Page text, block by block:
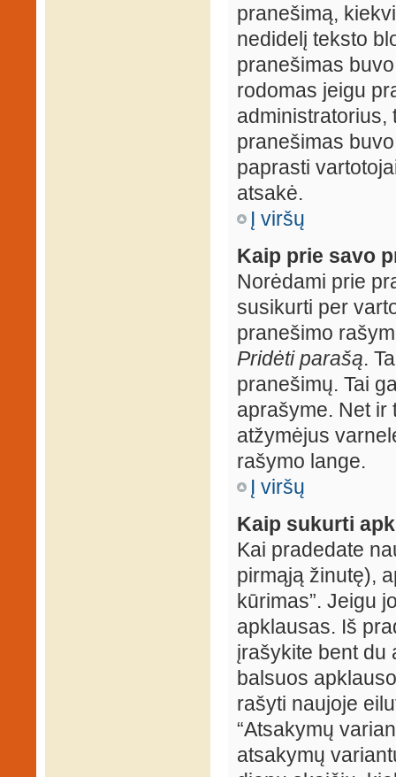
pranešimą,
nedidelį teksto
pranešimas
rodomas jeigu
administratorius,
pranešimas
paprasti
atsakė.
Į viršų
Kaip prie savo
Norėdami prie
susikurti per
pranešimo
Pridėti parašą.
pranešimų. Tai
aprašyme. Net ir
atžymėjus
rašymo lange.
Į viršų
Kaip sukurti
Kai pradedate
pirmąją žinutę),
kūrimas”. Jeigu
apklausas. Iš
įrašykite bent du
balsuos
rašyti naujoje
“Atsakymų
atsakymų